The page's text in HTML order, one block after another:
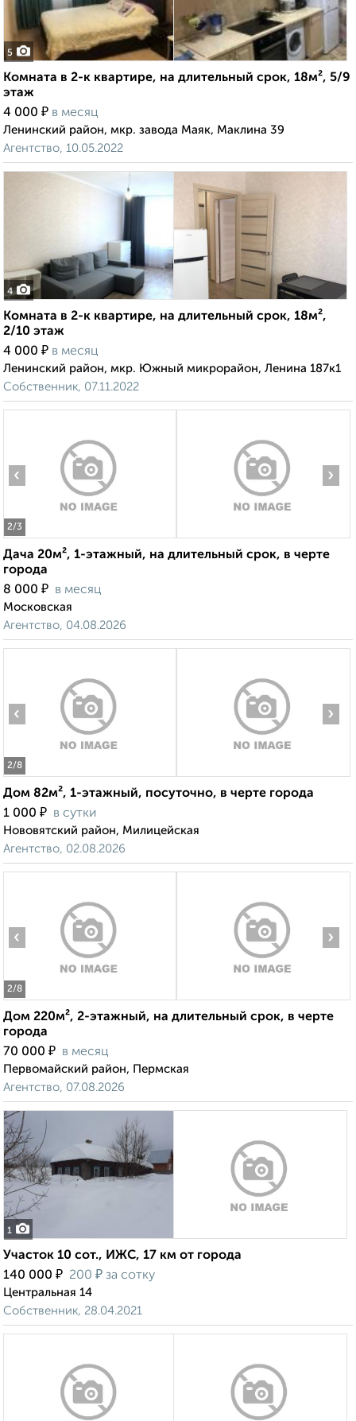
5
Комната в 2-к квартире, на длительный срок, 18м², 5/9
этаж
4 000 ₽ в месяц
Ленинский район, мкр. завода Маяк, Маклина 39
Агентство, 10.05.2022
4
Комната в 2-к квартире, на длительный срок, 18м²,
2/10 этаж
4 000 ₽ в месяц
Ленинский район, мкр. Южный микрорайон, Ленина 187к1
Собственник, 07.11.2022
2/3
‹ ›
Дача 20м², 1-этажный, на длительный срок, в черте
города
8 000 ₽ в месяц
Московская
Агентство, 04.08.2026
2/8
‹ ›
Дом 82м², 1-этажный, посуточно, в черте города
1 000 ₽ в сутки
Нововятский район, Милицейская
Агентство, 02.08.2026
2/8
‹ ›
Дом 220м², 2-этажный, на длительный срок, в черте
города
70 000 ₽ в месяц
Первомайский район, Пермская
Агентство, 07.08.2026
1
Участок 10 сот., ИЖС, 17 км от города
140 000 ₽ 200 ₽ за сотку
Центральная 14
Собственник, 28.04.2021